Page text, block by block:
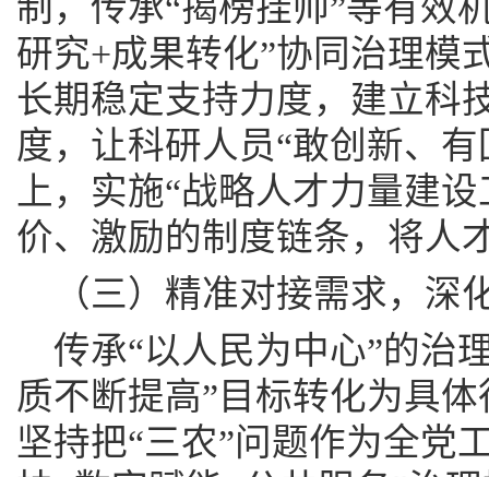
制，传承“揭榜挂帅”等有效
研究+成果转化”协同治理模
长期稳定支持力度，建立科
度，让科研人员“敢创新、
上，实施“战略人才力量建
价、激励的制度链条，将人
（三）精准对接需求，深
传承“以人民为中心”的治
质不断提高”目标转化为具
坚持把“三农”问题作为全党